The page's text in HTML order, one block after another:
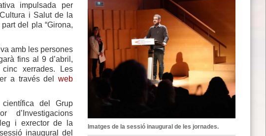
Imatges de la sessió inaugural de les jornades.
impulsada per
i Salut de la
del pla “Girona,
amb les persones
fins al 9 d’abril,
xerrades. Les
a través del web
del Grup
d’Investigacions
i exrector de la
inaugural del